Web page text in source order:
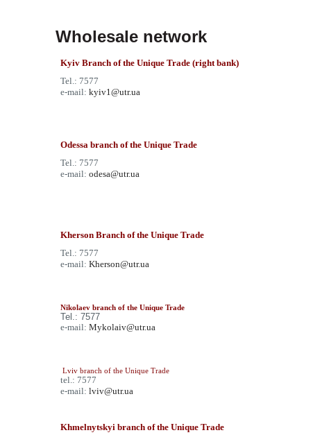
Wholesale network
Kyiv Branch of the Unique Trade (right bank)
Tel.: 7577
e-mail: kyiv1@utr.ua
Odessa branch of the Unique Trade
Tel.: 7577
e-mail: odesa@utr.ua
Kherson Branch of the Unique Trade
Tel.: 7577
e-mail: Kherson@utr.ua
Nikolaev branch of the Unique Trade
Tel.: 7577
e-mail: Mykolaiv@utr.ua
Lviv branch of the Unique Trade
tel.: 7577
e-mail: lviv@utr.ua
Khmelnytskyi branch of the Unique Trade